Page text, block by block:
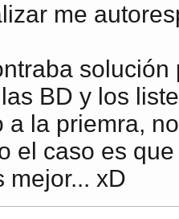
me
BD y los
a la priemra,
el caso es
mejor... xD